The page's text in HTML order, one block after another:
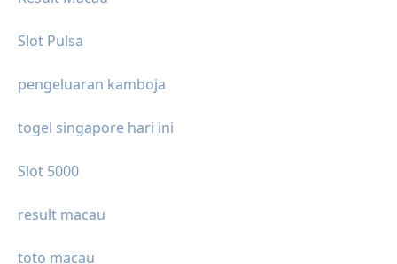
Slot Pulsa
pengeluaran kamboja
togel singapore hari ini
Slot 5000
result macau
toto macau